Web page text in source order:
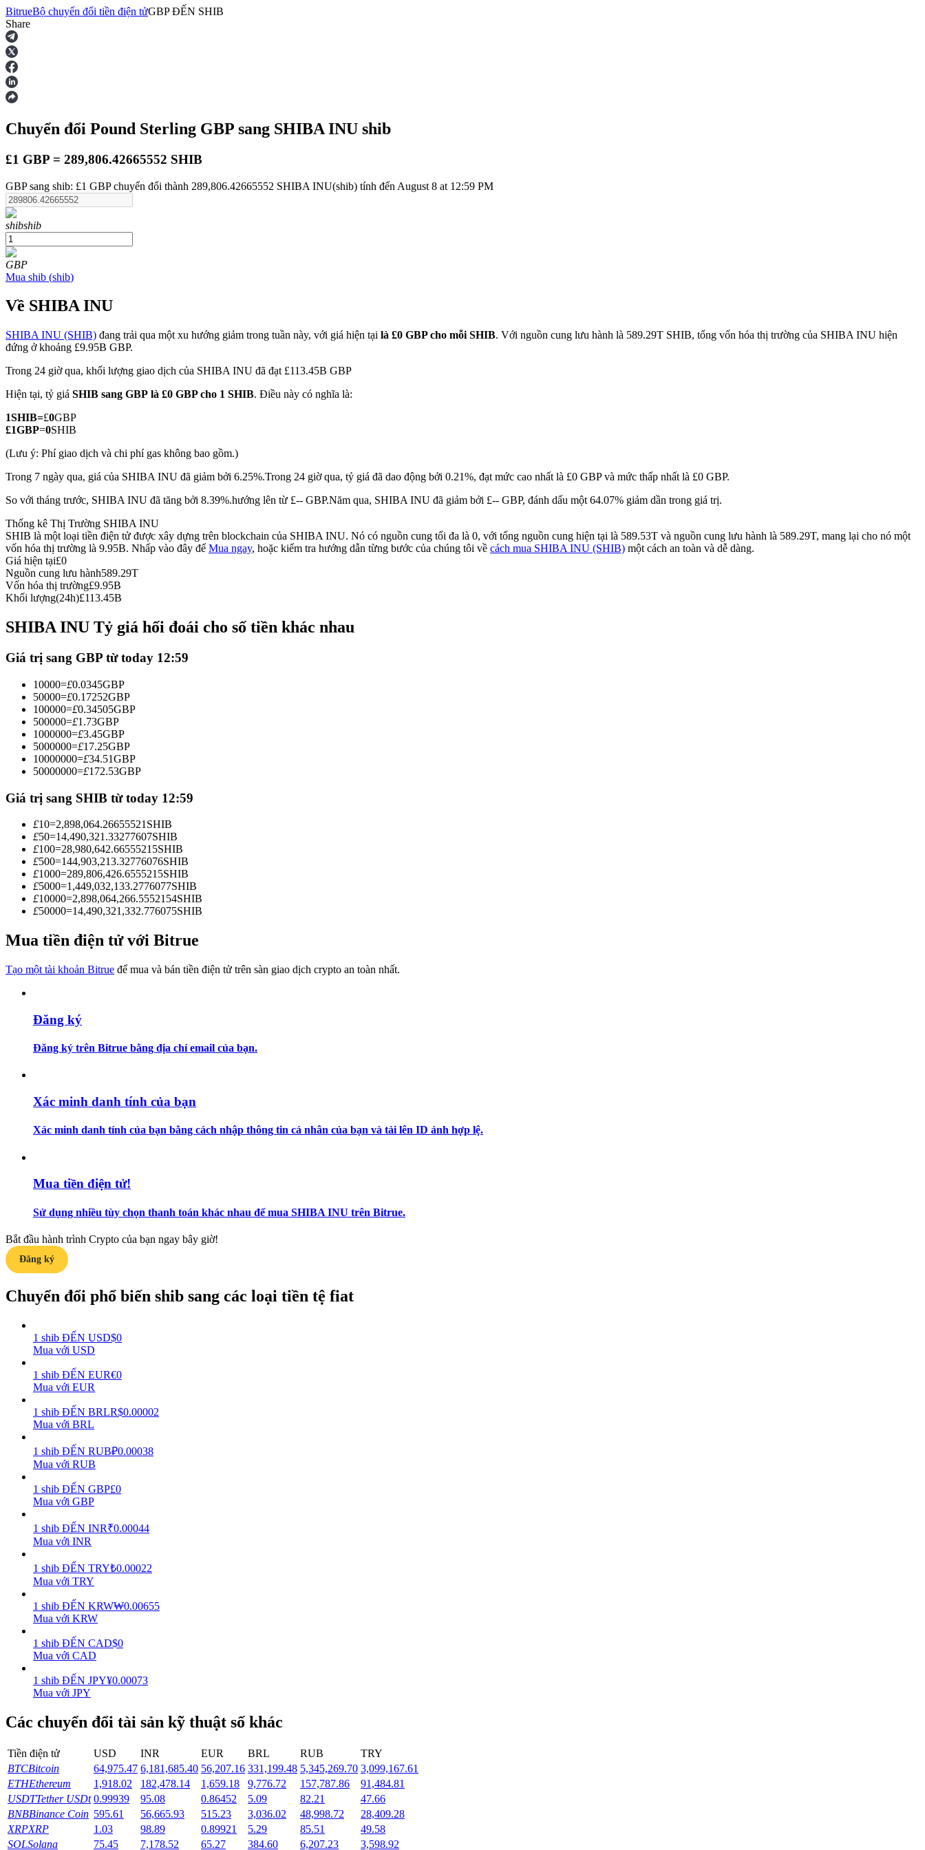
Hợp đồng tương lai
USDT Futures
Futures sử dụng USDT làm tài sản thế chấp
COIN-M Futures
Futures sử dụng token làm tài sản thế chấp
Futures sử dụng USDC làm tài sản thế chấp
Sao chép Giao dịch
Tham gia cùng các nhà giao dịch hàng đầu
Trở thành Nhà giao dịch Sao chép
Thông tin
Phân tích dữ liệu lớn bao gồm thông tin giao dịch, v.v.
Hướng dẫn
Chiến lược giao dịch
Học cách duy trì lợi nhuận
Làm cho tài sản của bạn tăng giá trị đều đặn
BitrueBộ chuyển đổi tiền điện tửGBP ĐẾN SHIB
Share
Chuyển đổi Pound Sterling GBP sang SHIBA INU shib
£1 GBP = 289,806.42665552 SHIB
GBP sang shib: £1 GBP chuyển đổi thành 289,806.42665552 SHIBA INU(shib) tính đến August 8 at 12:59 PM
shibshib
GBP
Mua shib (shib)
Về SHIBA INU
SHIBA INU (SHIB) đang trải qua một xu hướng giảm trong tuần này, với giá hiện tại là £0 GBP cho mỗi SHIB. Với nguồn cung lưu hành là 589.29T SHIB, tổng vốn hóa thị trường của SHIBA INU hiện
đứng ở khoảng £9.95B GBP.
Trong 24 giờ qua, khối lượng giao dịch của SHIBA INU đã đạt £113.45B GBP
Hiện tại, tỷ giá SHIB sang GBP là £0 GBP cho 1 SHIB. Điều này có nghĩa là:
1SHIB=£0GBP
£1GBP=0SHIB
(Lưu ý: Phí giao dịch và chi phí gas không bao gồm.)
Trong 7 ngày qua, giá của SHIBA INU đã giảm bởi 6.25%.Trong 24 giờ qua, tỷ giá đã dao động bởi 0.21%, đạt mức cao nhất là £0 GBP và mức thấp nhất là £0 GBP.
So với tháng trước, SHIBA INU đã tăng bởi 8.39%.hướng lên từ £-- GBP.Năm qua, SHIBA INU đã giảm bởi £-- GBP, đánh dấu một 64.07% giảm dần trong giá trị.
Thống kê Thị Trường SHIBA INU
SHIB là một loại tiền điện tử được xây dựng trên blockchain của SHIBA INU. Nó có nguồn cung tối đa là 0, với tổng nguồn cung hiện tại là 589.53T và nguồn cung lưu hành là 589.29T, mang lại cho nó một
vốn hóa thị trường là 9.95B. Nhấp vào đây để Mua ngay, hoặc kiểm tra hướng dẫn từng bước của chúng tôi về cách mua SHIBA INU (SHIB) một cách an toàn và dễ dàng.
Giá hiện tại£0
Nguồn cung lưu hành589.29T
Vốn hóa thị trường£9.95B
Khối lượng(24h)£113.45B
SHIBA INU Tỷ giá hối đoái cho số tiền khác nhau
Giá trị sang GBP từ today 12:59
10000=£0.0345GBP
50000=£0.17252GBP
100000=£0.34505GBP
500000=£1.73GBP
1000000=£3.45GBP
5000000=£17.25GBP
10000000=£34.51GBP
50000000=£172.53GBP
Giá trị sang SHIB từ today 12:59
£10=2,898,064.26655521 SHIB
£50=14,490,321.33277607SHIB
£100=28,980,642.66555215SHIB
£500=144,903,213.32776076SHIB
£1000=289,806,426.6555215SHIB
£5000=1,449,032,133.2776077SHIB
£10000=2,898,064,266.5552154SHIB
£50000=14,490,321,332.776075SHIB
Mua tiền điện tử với Bitrue
Tạo một tài khoản Bitrue để mua và bán tiền điện tử trên sàn giao dịch crypto an toàn nhất.
Đăng ký
Đăng ký trên Bitrue bằng địa chỉ email của bạn.
Xác minh danh tính của bạn
Xác minh danh tính của bạn bằng cách nhập thông tin cá nhân của bạn và tải lên ID ảnh hợp lệ.
Mua tiền điện tử!
Sử dụng nhiều tùy chọn thanh toán khác nhau để mua SHIBA INU trên Bitrue.
Bắt đầu hành trình Crypto của bạn ngay bây giờ!
Đăng ký
Chuyển đổi phổ biến shib sang các loại tiền tệ fiat
1 shib ĐẾN USD$0
Mua với USD
1 shib ĐẾN EUR€0
Mua với EUR
1 shib ĐẾN BRLR$0.00002
Mua với BRL
1 shib ĐẾN RUB₽0.00038
Mua với RUB
1 shib ĐẾN GBP£0
Mua với GBP
1 shib ĐẾN INR₹0.00044
Mua với INR
1 shib ĐẾN TRY₺0.00022
Mua với TRY
1 shib ĐẾN KRW₩0.00655
Mua với KRW
1 shib ĐẾN CAD$0
Mua với CAD
1 shib ĐẾN JPY¥0.00073
Mua với JPY
Các chuyển đổi tài sản kỹ thuật số khác
Tiền điện tử USD INR EUR BRL RUB
TRY
BTCBitcoin 64,975.47 6,181,685.40 56,207.16 331,199.48 5,345,269.70 3,099,167.61
ETHEthereum 1,918.02 182,478.14 1,659.18 9,776.72 157,787.86
91,484.81
USDTTether USDt 0.99939 95.08 0.86452 5.09 82.21
47.66
BNBBinance Coin 595.61 56,665.93 515.23 3,036.02 48,998.72
28,409.28
XRPXRP 1.03 98.89 0.89921 5.29 85.51
49.58
SOLSolana 75.45 7,178.52 65.27 384.60 6,207.23
3,598.92